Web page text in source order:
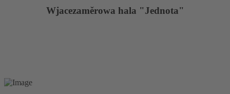
Wjacezaměrowa hala "Jednota"